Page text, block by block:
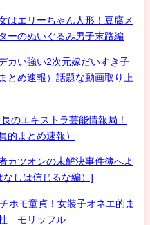
エリーちゃん人形！豆腐メ
ーのぬいぐるみ男子末路編
カい強い2次元嫁だいすき子
とめ速報）話題な動画取り上
のエキストラ芸能情報局！
的まとめ速報）
カツオンの未解決事件簿へよ
しは信じるな編）]
モ童貞！女装子オネエ的ま
杜 モリッフル